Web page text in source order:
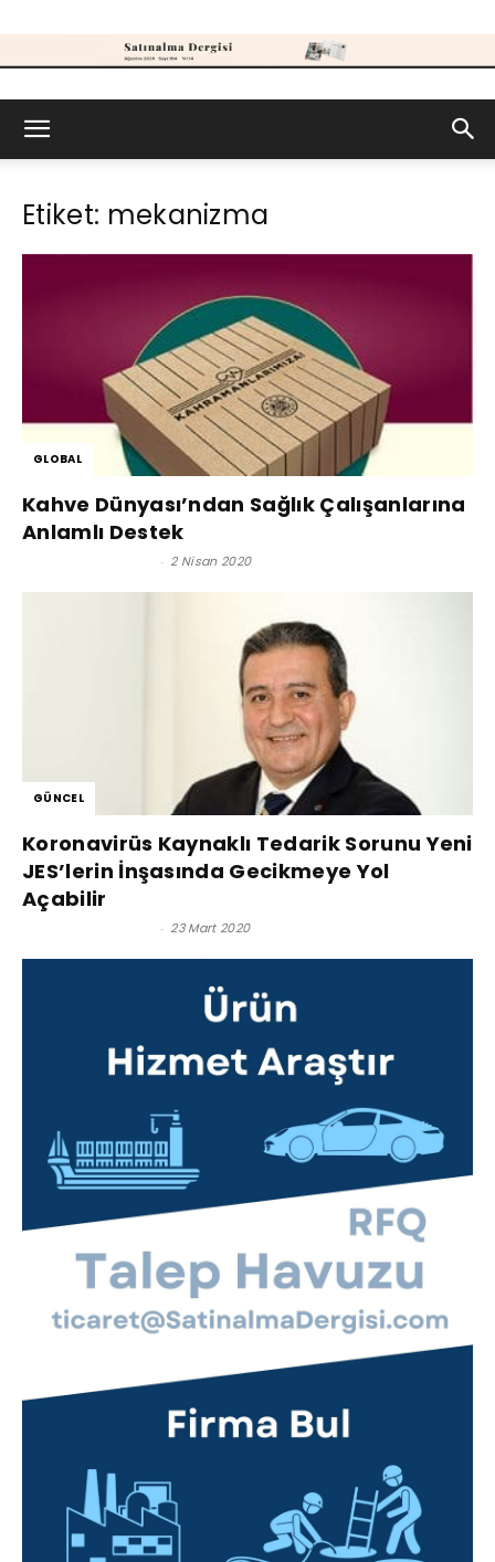
Dergisi
Etiket: mekanizma
GLOBAL
Kahve Dünyası’ndan Sağlık Çalışanlarına
Anlamlı Destek
- 2 Nisan 2020
GÜNCEL
Koronavirüs Kaynaklı Tedarik Sorunu Yeni
JES’lerin İnşasında Gecikmeye Yol
Açabilir
- 23 Mart 2020